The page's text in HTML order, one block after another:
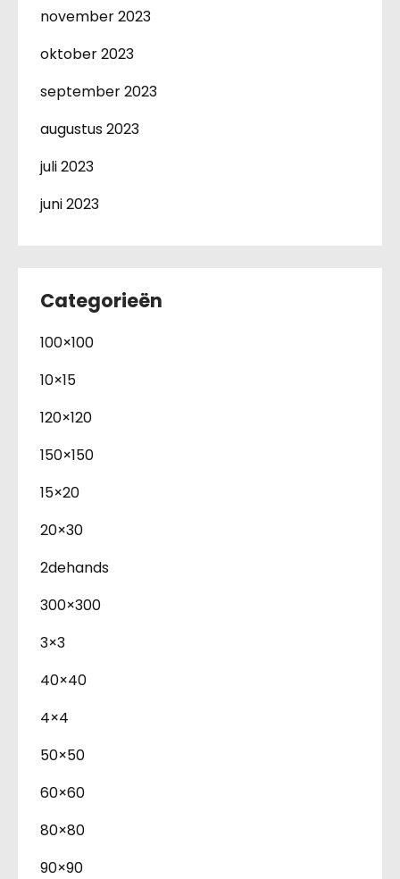
november 2023
oktober 2023
september 2023
augustus 2023
juli 2023
juni 2023
Categorieën
100×100
10×15
120×120
150×150
15×20
20×30
2dehands
300×300
3×3
40×40
4×4
50×50
60×60
80×80
90×90